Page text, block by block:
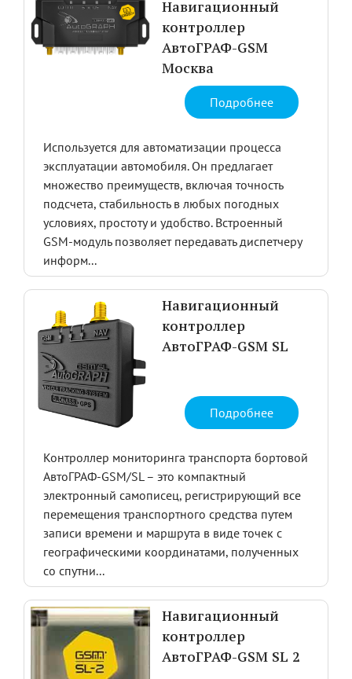
Навигационный
контроллер
АвтоГРАФ-GSM
Москва
Подробнее
Используется для автоматизации процесса
эксплуатации автомобиля. Он предлагает
множество преимуществ, включая точность
подсчета, стабильность в любых погодных
условиях, простоту и удобство. Встроенный
GSM-модуль позволяет передавать диспетчеру
информ...
Навигационный
контроллер
АвтоГРАФ-GSM SL
Подробнее
Контроллер мониторинга транспорта бортовой
АвтоГРАФ-GSM/SL – это компактный
электронный самописец, регистрирующий все
перемещения транспортного средства путем
записи времени и маршрута в виде точек с
географическими координатами, полученных
со спутни...
Навигационный
контроллер
АвтоГРАФ-GSM SL 2